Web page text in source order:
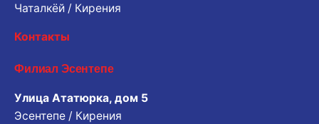
Чаталкёй / Кирения
Контакты
Филиал Эсентепе
Улица Ататюрка, дом 5
Эсентепе / Кирения